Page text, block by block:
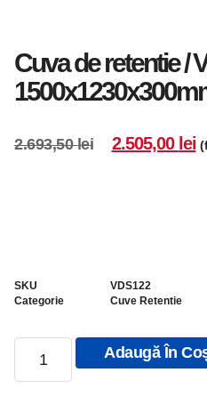
Cuva de retentie /
2.693,50lei 2.505,00 lei
SKU
VDS122
Categorie
Cuve Retentie
Adaugă În